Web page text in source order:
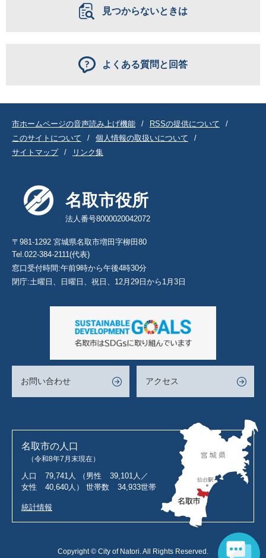
見つからないときは
よくある質問と回答
市ホームページの音声読み上げ機能
RSSの提供について
このサイトについて
個人情報の取扱いについて
サイトマップ
リンク集
名取市役所
法人番号8000020042072
〒981-1292 宮城県名取市増田字柳田80
Tel.022-384-2111(代表)
窓口受付時間:午前9時から午後4時30分
閉庁:土曜日、日曜日、祝日、12月29日から1月3日
お問い合わせ アクセス
名取市の人口
（令和8年7月末現在）
人口 79,741人 （男性
39,101人／
女性
40,640人） 世帯数 34,933世帯
統計情報
Copyright © City of Natori. All Rights Reserved.